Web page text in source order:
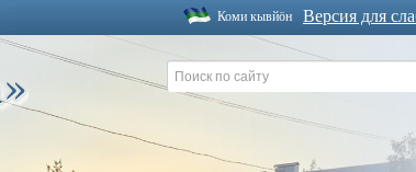
Версия для
Коми кывйöн